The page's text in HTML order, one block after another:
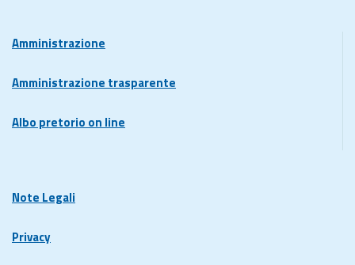
Amministrazione
Amministrazione trasparente
Albo pretorio on line
Note Legali
Privacy